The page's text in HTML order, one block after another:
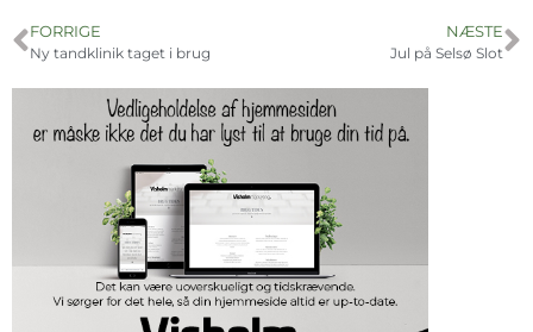
FORRIGE
Ny tandklinik taget i brug
NÆSTE
Jul på Selsø Slot